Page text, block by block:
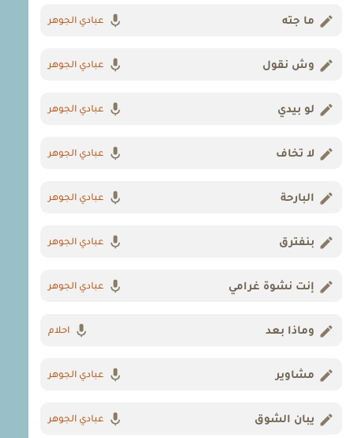
ما جته عبادي الجوهر
وش نقول عبادي الجوهر
لو بيدي عبادي الجوهر
لا تخاف عبادي الجوهر
البارحة عبادي الجوهر
بنفترق عبادي الجوهر
إنت نشوة غرامي عبادي الجوهر
وماذا بعد احلام
مشاوير عبادي الجوهر
يبان الشوق عبادي الجوهر